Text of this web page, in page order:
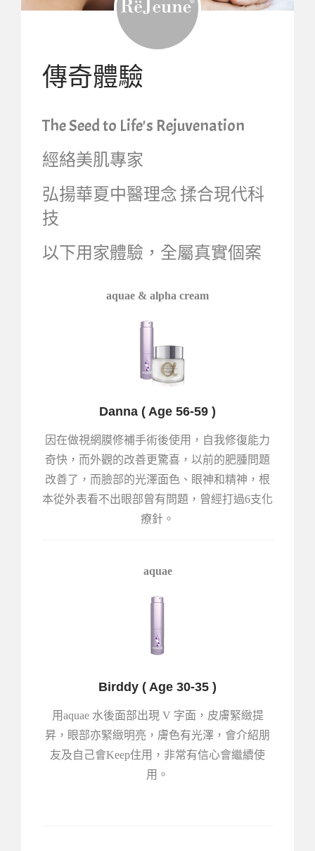
傳奇體驗
The Seed to Life's Rejuvenation
經絡美肌專家
弘揚華夏中醫理念 揉合現代科
技
以下用家體驗，全屬真實個案
aquae & alpha cream
Danna ( Age 56-59 )
因在做視網膜修補手術後使用，自我修復能力
奇快，而外觀的改善更驚喜，以前的肥腫問題
改善了，而臉部的光澤面色、眼神和精神，根
本從外表看不出眼部曾有問題，曾經打過6支化
療針。
aquae
Birddy ( Age 30-35 )
用aquae 水後面部出現 V 字面，皮膚緊緻提
昇，眼部亦緊緻明亮，膚色有光澤，會介紹朋
友及自己會Keep住用，非常有信心會繼續使
用。